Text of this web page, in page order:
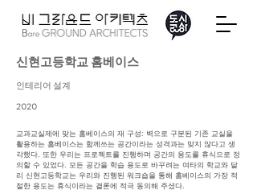
신현고등학교 홈베이스
​인테리어 설계
2020
교과교실제에 맞는 홈베이스의 재 구성: 벽으로 구분된 기존 교실을
활용하는 홈베이스는 함께쓰는 공간이라는 성격과는 맞지 않다고 생
각했다. 또한 우리는 프로젝트를 진행하며 공간의 용도를 휴식으로 정
의할 수 있었다. 모든 공간을 학습 용도로 바꾸려는 여타의 학교와 달
리 신현고등학교는 우리와 진행된 워크숍을 통해 홈베이스의 가장 적
절한 용도는 휴식이라는 결론에 적극 동의해 주셨다.